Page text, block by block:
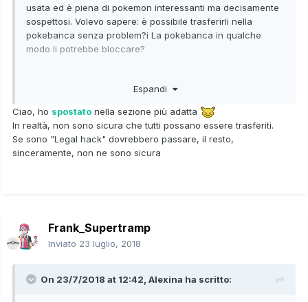
usata ed è piena di pokemon interessanti ma decisamente
sospettosi. Volevo sapere: è possibile trasferirli nella
pokebanca senza problem?i La pokebanca in qualche
modo li potrebbe bloccare?
Espandi
Ciao, ho spostato nella sezione più adatta
In realtà, non sono sicura che tutti possano essere trasferiti.
Se sono "Legal hack" dovrebbero passare, il resto,
sinceramente, non ne sono sicura
Frank_Supertramp
Inviato 23 luglio, 2018
On 23/7/2018 at 12:42, Alexina ha scritto: